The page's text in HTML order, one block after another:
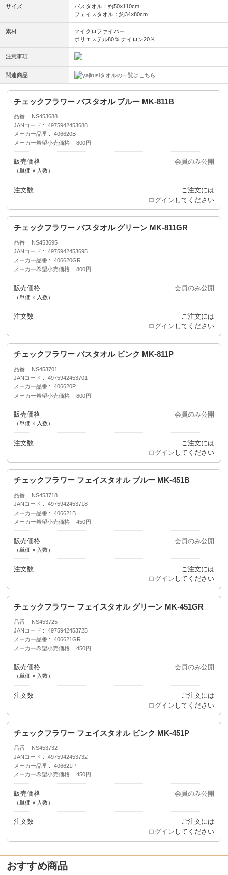
サイズ
バスタオル：約50×110cm
フェイスタオル：約34×80cm
素材
マイクロファイバー
ポリエステル80％ ナイロン20％
注意事項
関連商品 タオルの一覧はこちら
チェックフラワー バスタオル ブルー MK-811B
品番
NS453688
JANコード
4975942453688
メーカー品番
406620B
メーカー希望小売価格
800円
販売価格
（単価 × 入数）
会員のみ公開
注文数
ご注文には
ログイン してください
チェックフラワー バスタオル グリーン MK-811GR
品番
NS453695
JANコード
4975942453695
メーカー品番
406620GR
メーカー希望小売価格
800円
販売価格
（単価 × 入数）
会員のみ公開
注文数
ご注文には
ログイン してください
チェックフラワー バスタオル ピンク MK-811P
品番
NS453701
JANコード
4975942453701
メーカー品番
406620P
メーカー希望小売価格
800円
販売価格
（単価 × 入数）
会員のみ公開
注文数
ご注文には
ログイン してください
チェックフラワー フェイスタオル ブルー MK-451B
品番
NS453718
JANコード
4975942453718
メーカー品番
406621B
メーカー希望小売価格
450円
販売価格
（単価 × 入数）
会員のみ公開
注文数
ご注文には
ログイン してください
チェックフラワー フェイスタオル グリーン MK-451GR
品番
NS453725
JANコード
4975942453725
メーカー品番
406621GR
メーカー希望小売価格
450円
販売価格
（単価 × 入数）
会員のみ公開
注文数
ご注文には
ログイン してください
チェックフラワー フェイスタオル ピンク MK-451P
品番
NS453732
JANコード
4975942453732
メーカー品番
406621P
メーカー希望小売価格
450円
販売価格
（単価 × 入数）
会員のみ公開
注文数
ご注文には
ログイン してください
おすすめ商品